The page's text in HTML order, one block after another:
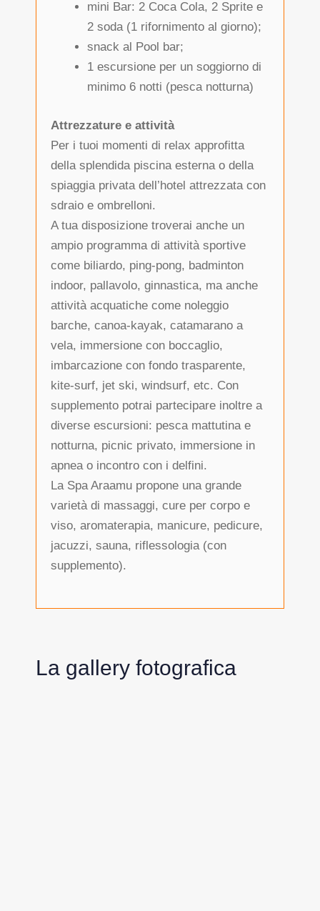
mini Bar: 2 Coca Cola, 2 Sprite e
2 soda (1 rifornimento al giorno);
snack al Pool bar;
1 escursione per un soggiorno di
minimo 6 notti (pesca notturna)
Attrezzature e attività
Per i tuoi momenti di relax approfitta
della splendida piscina esterna o della
spiaggia privata dell’hotel attrezzata con
sdraio e ombrelloni.
A tua disposizione troverai anche un
ampio programma di attività sportive
come biliardo, ping-pong, badminton
indoor, pallavolo, ginnastica, ma anche
attività acquatiche come noleggio
barche, canoa-kayak, catamarano a
vela, immersione con boccaglio,
imbarcazione con fondo trasparente,
kite-surf, jet ski, windsurf, etc. Con
supplemento potrai partecipare inoltre a
diverse escursioni: pesca mattutina e
notturna, picnic privato, immersione in
apnea o incontro con i delfini.
La Spa Araamu propone una grande
varietà di massaggi, cure per corpo e
viso, aromaterapia, manicure, pedicure,
jacuzzi, sauna, riflessologia (con
supplemento).
La gallery fotografica